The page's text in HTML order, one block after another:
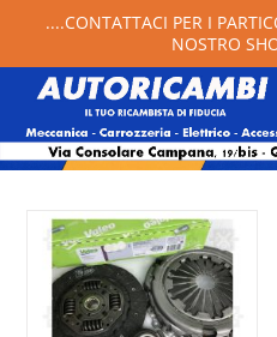
....CONTATTACI PER I
NOSTRO